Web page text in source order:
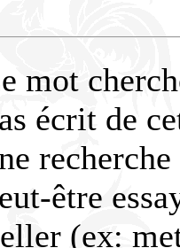
mot
écrit de
être
(ex: